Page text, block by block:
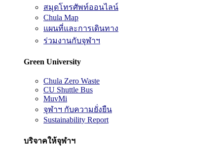
สมุดโทรศัพท์ออนไลน์
Chula Map
แผนที่และการเดินทาง
ร่วมงานกับจุฬาฯ
Green University
Chula Zero Waste
CU Shuttle Bus
MuvMi
จุฬาฯ กับความยั่งยืน
Sustainability Report
บริจาคให้จุฬาฯ